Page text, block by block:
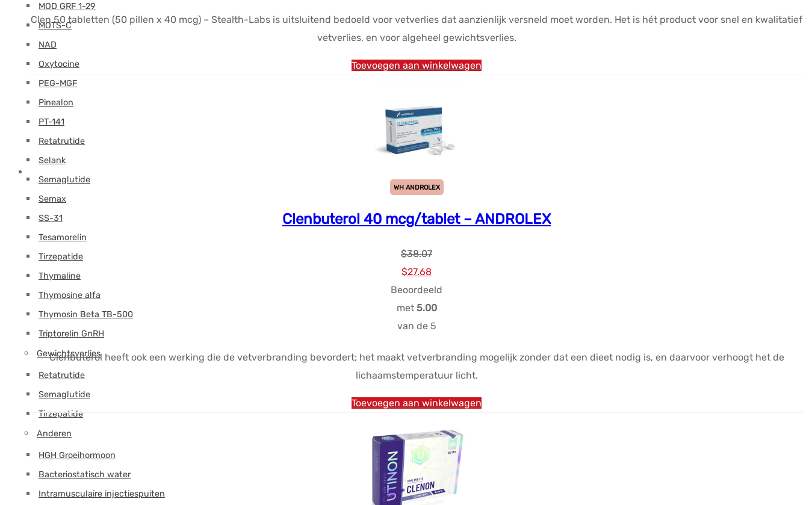
MOD GRF 1-29
MOTS-C
NAD
Oxytocine
PEG-MGF
Pinealon
PT-141
Retatrutide
Selank
Semaglutide
Semax
SS-31
Tesamorelin
Tirzepatide
Thymaline
Thymosine alfa
Thymosin Beta TB-500
Triptorelin GnRH
Gewichtsverlies
Retatrutide
Semaglutide
Tirzepatide
Anderen
HGH Groeihormoon
Bacteriostatisch water
Intramusculaire injectiespuiten
Clen 50 tabletten (50 pillen x 40 mcg) – Stealth-Labs is uitsluitend bedoeld voor vetverlies dat aanzienlijk versneld moet worden. Het is hét product voor snel en kwalitatief
vetverlies, en voor algeheel gewichtsverlies.
Toevoegen aan winkelwagen
WH ANDROLEX
Clenbuterol 40 mcg/tablet – ANDROLEX
$38.07
Oorspronkelijke
prijs
was:
$38.07.
$27.68Huidige
prijs
is:
$27.68.
Beoordeeld
met 5.00
van de 5
Clenbuterol heeft ook een werking die de vetverbranding bevordert; het maakt vetverbranding mogelijk zonder dat een dieet nodig is, en daarvoor verhoogt het de
lichaamstemperatuur licht.
Toevoegen aan winkelwagen